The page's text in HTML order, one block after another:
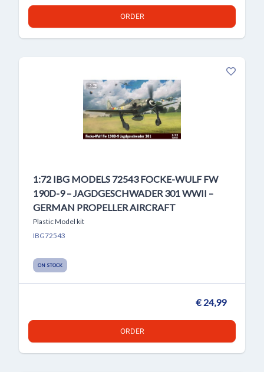
ORDER
1:72 IBG MODELS 72543 FOCKE-WULF FW
190D-9 – JAGDGESCHWADER 301 WWII –
GERMAN PROPELLER AIRCRAFT
Plastic Model kit
IBG72543
ON STOCK
€ 24,99
ORDER